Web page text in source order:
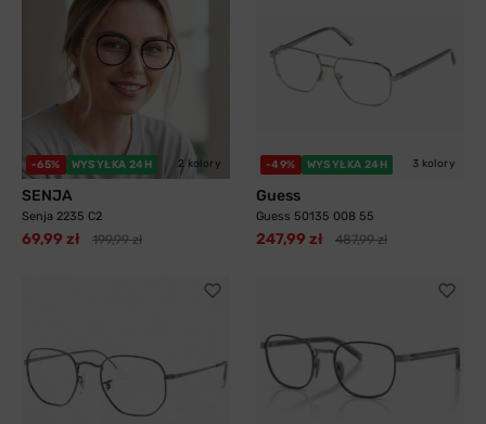
-65% WYSYŁKA 24H 2 kolory
SENJA
Senja 2235 C2
69,99 zł 199,99 zł
-49% WYSYŁKA 24H 3 kolory
Guess
Guess 50135 008 55
247,99 zł 487,99 zł